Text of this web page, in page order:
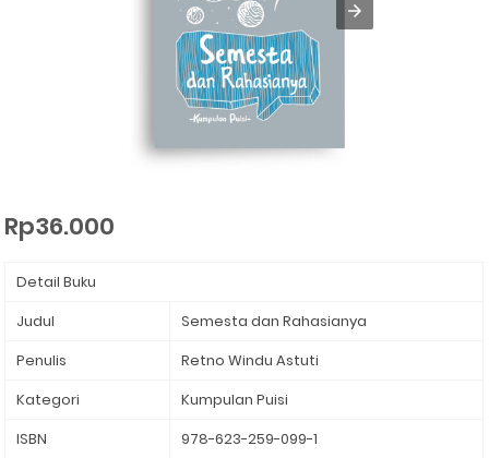
Rp36.000
Detail Buku
Judul
Semesta dan Rahasianya⁣
Penulis
Retno Windu Astuti⁣
Kategori
Kumpulan Puisi
ISBN
978-623-259-099-1